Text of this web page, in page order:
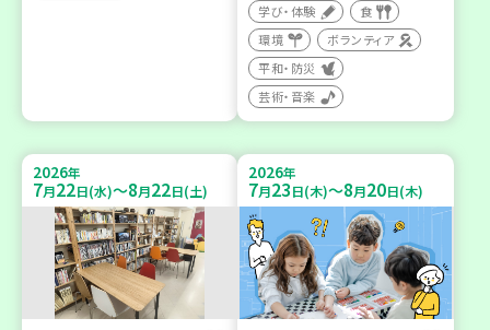
学び・体験
食
環境
ボランティア
平和・防災
芸術・音楽
2026年
7月22日(水)～8月22日(土)
2026年
7月23日(木)～8月20日(木)